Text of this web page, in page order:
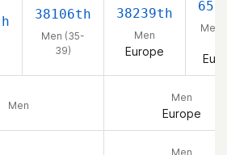
38106th
Men (35-
39)
38239th
Men
Europe
Men
Men
Men
Europe
Men